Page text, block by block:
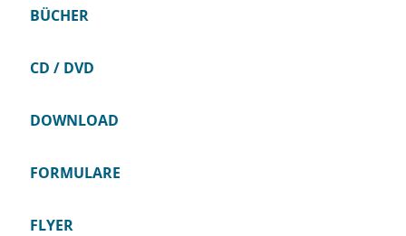
BÜCHER
CD / DVD
DOWNLOAD
FORMULARE
FLYER